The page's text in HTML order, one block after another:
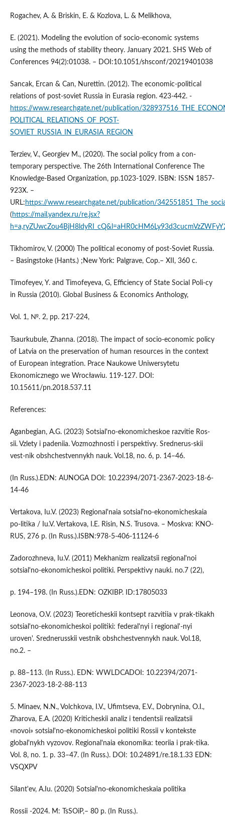
Rogachev, A. & Briskin, E. & Kozlova, L. & Melikhova,
E. (2021). Modeling the evolution of socio-economic systems
using the methods of stability theory. January 2021. SHS Web of
Conferences 94(2):01038. – DOI:10.1051/shsconf/20219401038
Sancak, Ercan & Can, Nurettin. (2012). The economic-political
relations of post-soviet Russia in Eurasia region. 423-442. -
https://www.researchgate.net/publication/
POLITICAL_RELATIONS_OF_POST-
SOVIET_RUSSIA_IN_EURASIA_REGION
Terziev, V., Georgiev M., (2020). The social policy from a con-
temporary perspective. The 26th International Conference The
Knowledge-Based Organization, pp.1023-1029. ISBN: ISSN 1857-
923X. –
URL: https://www.researchgate.net/publication/
( https://mail.yandex.ru/re.jsx?
Tikhomirov, V. (2000) The political economy of post-Soviet Russia.
– Basingstoke (Hants.) ;New York: Palgrave, Cop.– XII, 360 с.
Timofeyev, Y. and Timofeyeva, G, Efficiency of State Social Poli-cy
in Russia (2010). Global Business & Economics Anthology,
Vol. 1, №. 2, pp. 217-224,
Tsaurkubule, Zhanna. (2018). The impact of socio-economic policy
of Latvia on the preservation of human resources in the context
of European integration. Prace Naukowe Uniwersytetu
Ekonomicznego we Wrocławiu. 119-127. DOI:
10.15611/pn.2018.537.11
References:
Aganbegian, A.G. (2023) Sotsial'no-ekonomicheskoe razvitie Ros-
sii. Vzlety i padeniia. Vozmozhnosti i perspektivy. Srednerus-skii
vest-nik obshchestvennykh nauk. Vol.18, no. 6, p. 14–46.
(In Russ.).EDN: AUNOGA DOI: 10.22394/2071-2367-2023-18-6-
14-46
Vertakova, Iu.V. (2023) Regional'naia sotsial'no-ekonomicheskaia
po-litika / Iu.V. Vertakova, I.E. Risin, N.S. Trusova. – Moskva: KNO-
RUS, 276 p. (In Russ.).ISBN:978-5-406-11124-6
Zadorozhneva, Iu.V. (2011) Mekhanizm realizatsii regional'noi
sotsial'no-ekonomicheskoi politiki. Perspektivy nauki. no.7 (22),
p. 194–198. (In Russ.).EDN: OZKIBP. ID:17805033
Leonova, O.V. (2023) Teoreticheskii kontsept razvitiia v prak-tikakh
sotsial'no-ekonomicheskoi politiki: federal'nyi i regional'-nyi
uroven'. Srednerusskii vestnik obshchestvennykh nauk. Vol.18,
no.2. –
p. 88–113. (In Russ.). EDN: WWLDCADOI: 10.22394/2071-
2367-2023-18-2-88-113
5. Minaev, N.N., Volchkova, I.V., Ufimtseva, E.V., Dobrynina, O.I.,
Zharova, E.A. (2020) Kriticheskii analiz i tendentsii realizatsii
«novoi» sotsial'no-ekonomicheskoi politiki Rossii v kontekste
global'nykh vyzovov. Regional'naia ekonomika: teoriia i prak-tika.
Vol. 8, no. 1. p. 33–47. (In Russ.). DOI: 10.24891/re.18.1.33 EDN:
VSQXPV
Silant'ev, A.Iu. (2020) Sotsial'no-ekonomicheskaia politika
Rossii -2024. M: TsSOiP,– 80 p. (In Russ.).